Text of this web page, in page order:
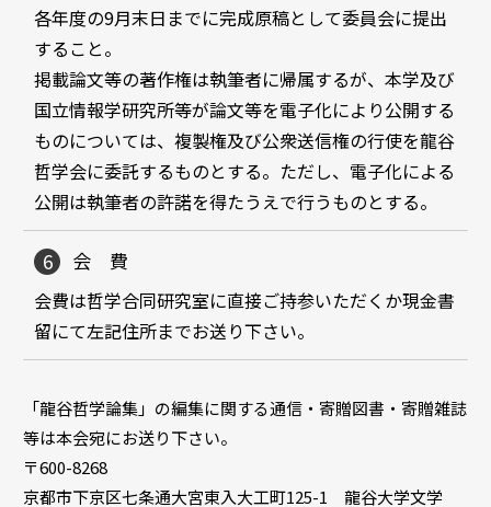
各年度の9月末日までに完成原稿として委員会に提出
すること。
掲載論文等の著作権は執筆者に帰属するが、本学及び
国立情報学研究所等が論文等を電子化により公開する
ものについては、複製権及び公衆送信権の行使を龍谷
哲学会に委託するものとする。ただし、電子化による
公開は執筆者の許諾を得たうえで行うものとする。
会 費
会費は哲学合同研究室に直接ご持参いただくか現金書
留にて左記住所までお送り下さい。
「龍谷哲学論集」の編集に関する通信・寄贈図書・寄贈雑誌
等は本会宛にお送り下さい。
〒600-8268
京都市下京区七条通大宮東入大工町125-1 龍谷大学文学